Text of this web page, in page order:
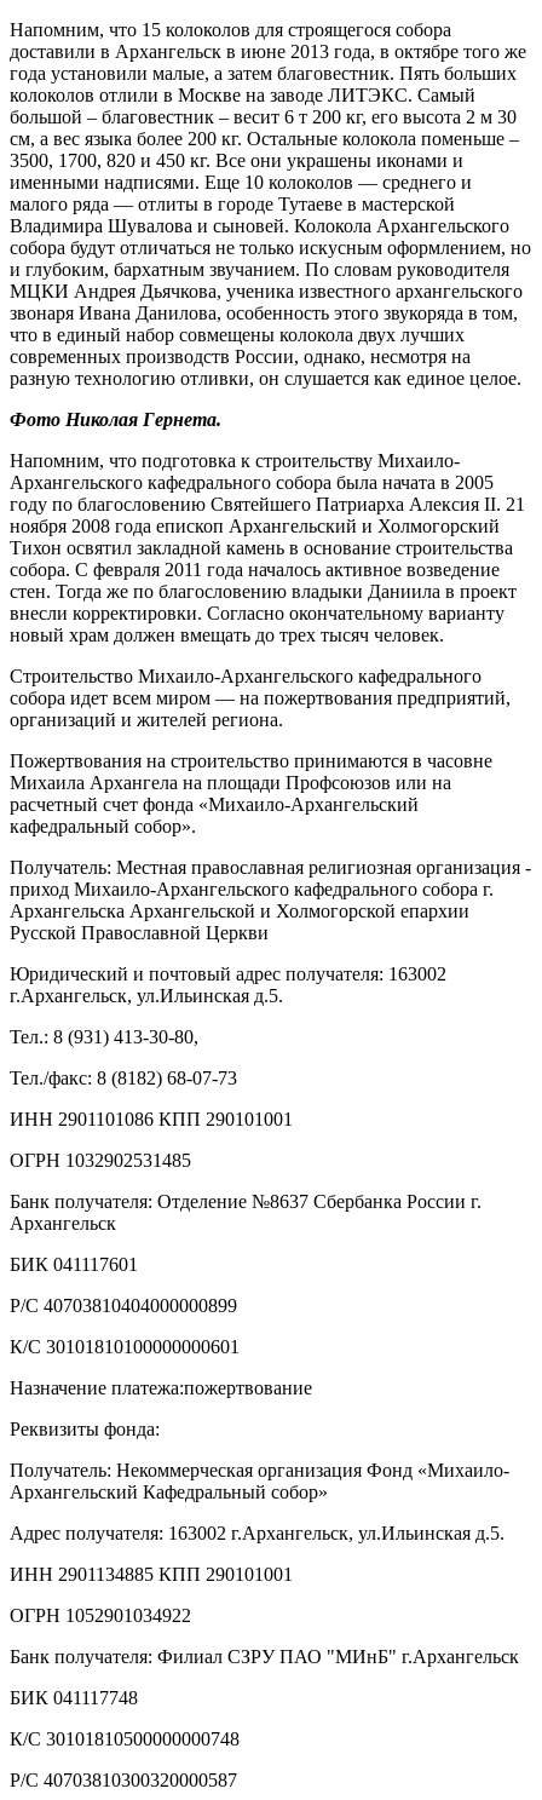
Напомним, что 15 колоколов для строящегося собора
доставили в Архангельск в июне 2013 года, в октябре того же
года установили малые, а затем благовестник. Пять больших
колоколов отлили в Москве на заводе ЛИТЭКС. Самый
большой – благовестник – весит 6 т 200 кг, его высота 2 м 30
см, а вес языка более 200 кг. Остальные колокола поменьше –
3500, 1700, 820 и 450 кг. Все они украшены иконами и
именными надписями. Еще 10 колоколов — среднего и
малого ряда — отлиты в городе Тутаеве в мастерской
Владимира Шувалова и сыновей. Колокола Архангельского
собора будут отличаться не только искусным оформлением, но
и глубоким, бархатным звучанием. По словам руководителя
МЦКИ Андрея Дьячкова, ученика известного архангельского
звонаря Ивана Данилова, особенность этого звукоряда в том,
что в единый набор совмещены колокола двух лучших
современных производств России, однако, несмотря на
разную технологию отливки, он слушается как единое целое.
Фото Николая Гернета.
Напомним, что подготовка к строительству Михаило-
Архангельского кафедрального собора была начата в 2005
году по благословению Святейшего Патриарха Алексия II. 21
ноября 2008 года епископ Архангельский и Холмогорский
Тихон освятил закладной камень в основание строительства
собора. С февраля 2011 года началось активное возведение
стен. Тогда же по благословению владыки Даниила в проект
внесли корректировки. Согласно окончательному варианту
новый храм должен вмещать до трех тысяч человек.
Строительство Михаило-Архангельского кафедрального
собора идет всем миром — на пожертвования предприятий,
организаций и жителей региона.
Пожертвования на строительство принимаются в часовне
Михаила Архангела на площади Профсоюзов или на
расчетный счет фонда «Михаило-Архангельский
кафедральный собор».
Получатель: Местная православная религиозная организация -
приход Михаило-Архангельского кафедрального собора г.
Архангельска Архангельской и Холмогорской епархии
Русской Православной Церкви
Юридический и почтовый адрес получателя: 163002
г.Архангельск, ул.Ильинская д.5.
Тел.: 8 (931) 413-30-80,
Тел./факс: 8 (8182) 68-07-73
ИНН 2901101086 КПП 290101001
ОГРН 1032902531485
Банк получателя: Отделение №8637 Сбербанка России г.
Архангельск
БИК 041117601
Р/С 40703810404000000899
К/С 30101810100000000601
Назначение платежа:пожертвование
Реквизиты фонда:
Получатель: Некоммерческая организация Фонд «Михаило-
Архангельский Кафедральный собор»
Адрес получателя: 163002 г.Архангельск, ул.Ильинская д.5.
ИНН 2901134885 КПП 290101001
ОГРН 1052901034922
Банк получателя: Филиал СЗРУ ПАО "МИнБ" г.Архангельск
БИК 041117748
К/С 30101810500000000748
Р/С 40703810300320000587